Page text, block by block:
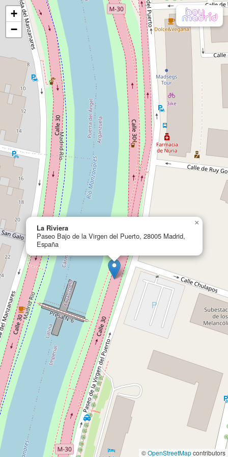
La Riviera
Paseo Bajo de la Virgen del Puerto, 28005 Madrid,
España
×
+
−
©OpenStreetMapcontributors